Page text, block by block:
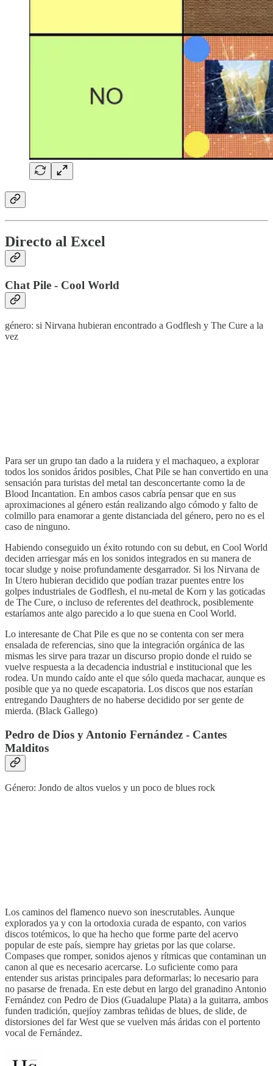
Directo al Excel
Chat Pile - Cool World
género: si Nirvana hubieran encontrado a Godflesh y The Cure a la
vez
Para ser un grupo tan dado a la ruidera y el machaqueo, a explorar
todos los sonidos áridos posibles, Chat Pile se han convertido en una
sensación para turistas del metal tan desconcertante como la de
Blood Incantation. En ambos casos cabría pensar que en sus
aproximaciones al género están realizando algo cómodo y falto de
colmillo para enamorar a gente distanciada del género, pero no es el
caso de ninguno.
Habiendo conseguido un éxito rotundo con su debut, en Cool World
deciden arriesgar más en los sonidos integrados en su manera de
tocar sludge y noise profundamente desgarrador. Si los Nirvana de
In Utero hubieran decidido que podían trazar puentes entre los
golpes industriales de Godflesh, el nu-metal de Korn y las goticadas
de The Cure, o incluso de referentes del deathrock, posiblemente
estaríamos ante algo parecido a lo que suena en Cool World.
Lo interesante de Chat Pile es que no se contenta con ser mera
ensalada de referencias, sino que la integración orgánica de las
mismas les sirve para trazar un discurso propio donde el ruido se
vuelve respuesta a la decadencia industrial e institucional que les
rodea. Un mundo caído ante el que sólo queda machacar, aunque es
posible que ya no quede escapatoria. Los discos que nos estarían
entregando Daughters de no haberse decidido por ser gente de
mierda. (Black Gallego)
Pedro de Dios y Antonio Fernández - Cantes
Malditos
Género: Jondo de altos vuelos y un poco de blues rock
Los caminos del flamenco nuevo son inescrutables. Aunque
explorados ya y con la ortodoxia curada de espanto, con varios
discos totémicos, lo que ha hecho que forme parte del acervo
popular de este país, siempre hay grietas por las que colarse.
Compases que romper, sonidos ajenos y rítmicas que contaminan un
canon al que es necesario acercarse. Lo suficiente como para
entender sus aristas principales para deformarlas; lo necesario para
no pasarse de frenada. En este debut en largo del granadino Antonio
Fernández con Pedro de Dios (Guadalupe Plata) a la guitarra, ambos
funden tradición, quejíoy zambras teñidas de blues, de slide, de
distorsiones del far West que se vuelven más áridas con el portento
vocal de Fernández.